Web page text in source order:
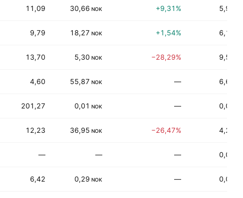
11,09 30,66 NOK +9,31% 5,94%
9,79 18,27 NOK +1,54% 6,11%
13,70 5,30 NOK −28,29% 9,52%
4,60 55,87 NOK — 6,62%
201,27 0,01 NOK — 0,00%
12,23 36,95 NOK −26,47% 4,20%
— — — 0,00%
6,42 0,29 NOK — 0,00%